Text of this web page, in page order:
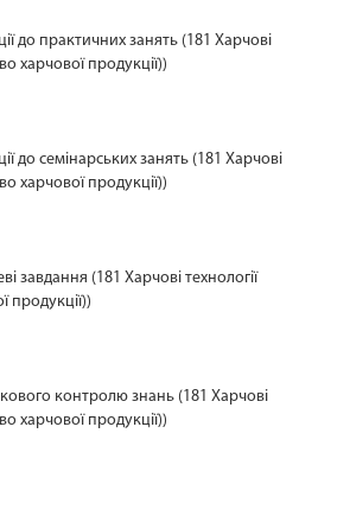
до практичних занять (181 Харчові
харчової продукції))
до семінарських занять (181 Харчові
харчової продукції))
завдання (181 Харчові технології
продукції))
контролю знань (181 Харчові
харчової продукції))